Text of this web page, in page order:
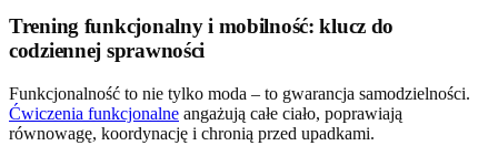
Trening funkcjonalny i mobilność: klucz do
codziennej sprawności
Funkcjonalność to nie tylko moda – to gwarancja samodzielności.
Ćwiczenia funkcjonalne angażują całe ciało, poprawiają
równowagę, koordynację i chronią przed upadkami.